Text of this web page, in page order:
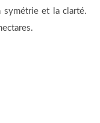
symétrie et la clarté.